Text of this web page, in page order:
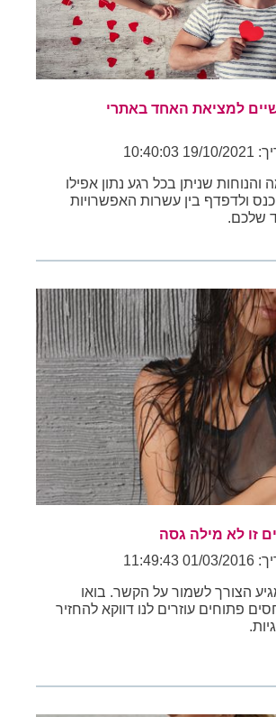
למציאת האחד באתרי
שניתן בכל רגע נתון אפילו
ולדפדף בין עשרות האפשרויות
שלכם.
זו לא מילה גסה
הצורך לשמור על הקשר. בואו
פתוחים עוזרים לנו דווקא להחזיר